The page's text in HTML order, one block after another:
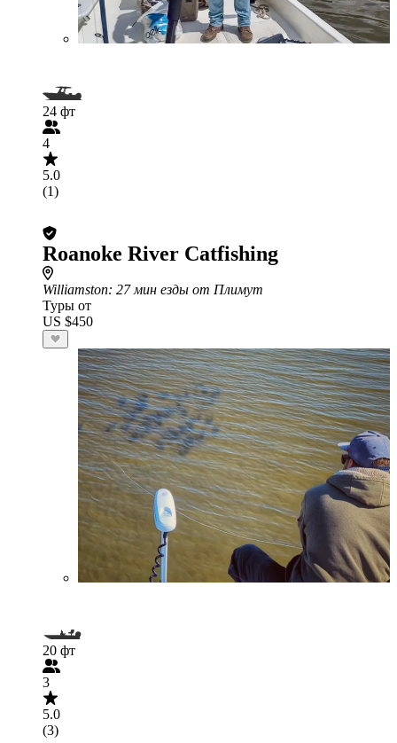
24 фт
4
5.0
(1)
Roanoke River Catfishing
Williamston: 27 мин езды от Плимут
Туры от
US $450
20 фт
3
5.0
(3)